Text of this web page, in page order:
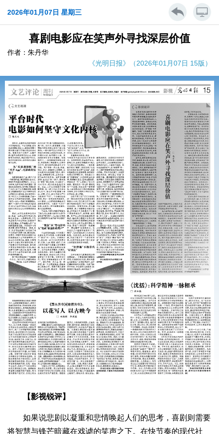
2026年01月07日 星期三
喜剧电影应在笑声外寻找深层价值
作者：朱丹华
《光明日报》（2026年01月07日 15版）
【影视锐评】
如果说悲剧以凝重和悲情唤起人们的思考，喜剧则需要
将智慧与锋芒暗藏在戏谑的笑声之下。在快节奏的现代社